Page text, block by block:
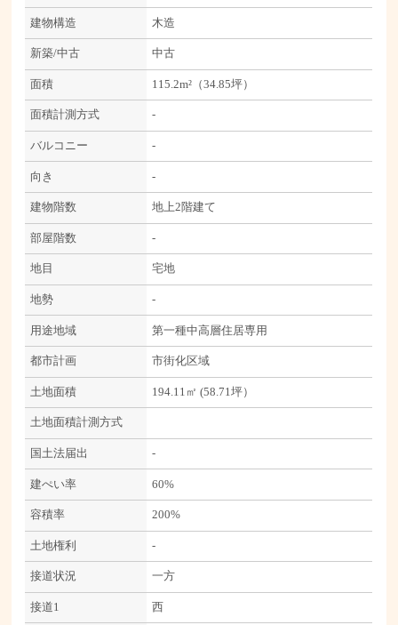
建物構造 木造
新築/中古 中古
面積 115.2m²（34.85坪）
面積計測方式 -
バルコニー -
向き -
建物階数 地上2階建て
部屋階数 -
地目 宅地
地勢 -
用途地域 第一種中高層住居専用
都市計画 市街化区域
土地面積 194.11㎡ (58.71坪）
土地面積計測方式
国土法届出 -
建ぺい率 60%
容積率 200%
土地権利 -
接道状況 一方
接道1 西